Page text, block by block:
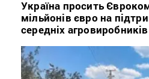
Україна просить
мільйонів євро на
середніх агровиробників